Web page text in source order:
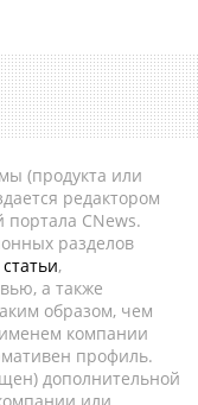
(продукта или
редактором
портала CNews.
разделов
статьи,
а также
образом, чем
компании
профиль.
дополнительной